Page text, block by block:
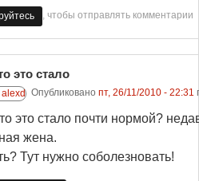
, чтобы отправлять комментарии
это стало
Опубликовано пт, 26/11/2010 - 22:31
это стало почти нормой?
жена.
Тут нужно соболезновать!